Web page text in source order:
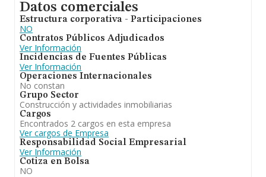
Datos comerciales
Estructura corporativa - Participaciones
NO
Contratos Públicos Adjudicados
Ver Información
Incidencias de Fuentes Públicas
Ver Información
Operaciones Internacionales
No constan
Grupo Sector
Construcción y actividades inmobiliarias
Cargos
Encontrados 2 cargos en esta empresa
Ver cargos de Empresa
Responsabilidad Social Empresarial
Ver Información
Cotiza en Bolsa
NO